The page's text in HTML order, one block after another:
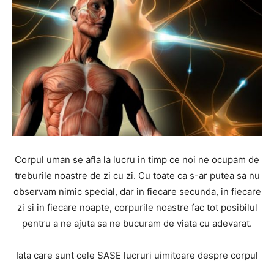
Corpul uman se afla la lucru in timp ce noi ne ocupam de
treburile noastre de zi cu zi. Cu toate ca s-ar putea sa nu
observam nimic special, dar in fiecare secunda, in fiecare
zi si in fiecare noapte, corpurile noastre fac tot posibilul
pentru a ne ajuta sa ne bucuram de viata cu adevarat.
Iata care sunt cele SASE lucruri uimitoare despre corpul